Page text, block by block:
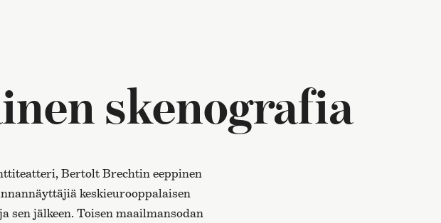
skenografia
Bertolt Brechtin eeppinen
keskieurooppalaisen
sen jälkeen. Toisen maailmansodan